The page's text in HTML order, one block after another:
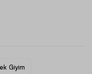
Giyim